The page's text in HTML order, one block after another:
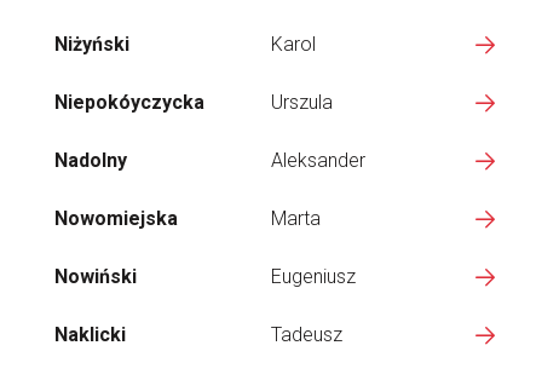
Niżyński Karol
Niepokóyczycka Urszula
Nadolny Aleksander
Nowomiejska Marta
Nowiński Eugeniusz
Naklicki Tadeusz